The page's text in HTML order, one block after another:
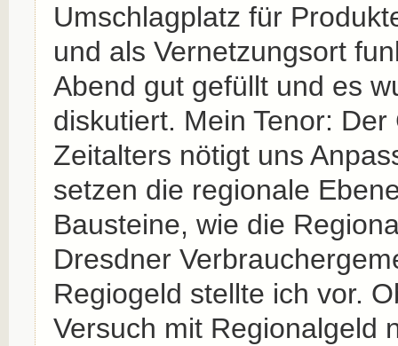
Umschlagplatz für
und als Vernetzungsort
Abend gut gefüllt und es
diskutiert. Mein Tenor:
Zeitalters nötigt uns
setzen die regionale
Bausteine, wie die
Dresdner
Regiogeld stellte ich vor.
Versuch mit Regionalgeld